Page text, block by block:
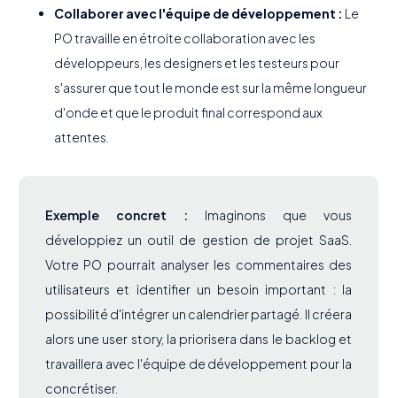
Collaborer avec l'équipe de développement : Le
PO travaille en étroite collaboration avec les
développeurs, les designers et les testeurs pour
s'assurer que tout le monde est sur la même longueur
d'onde et que le produit final correspond aux
attentes.
Exemple concret : Imaginons que vous
développiez un outil de gestion de projet SaaS.
Votre PO pourrait analyser les commentaires des
utilisateurs et identifier un besoin important : la
possibilité d'intégrer un calendrier partagé. Il créera
alors une user story, la priorisera dans le backlog et
travaillera avec l'équipe de développement pour la
concrétiser.